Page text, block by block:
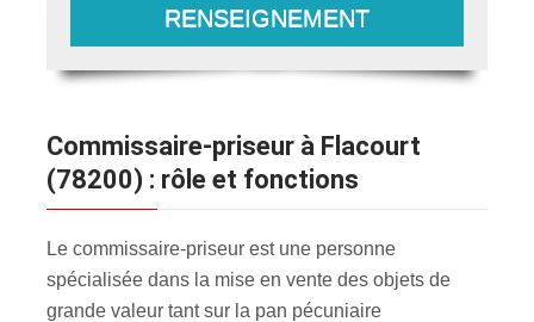
RENSEIGNEMENT
Commissaire-priseur à Flacourt
(78200) : rôle et fonctions
Le commissaire-priseur est une personne
spécialisée dans la mise en vente des objets de
grande valeur tant sur la pan pécuniaire